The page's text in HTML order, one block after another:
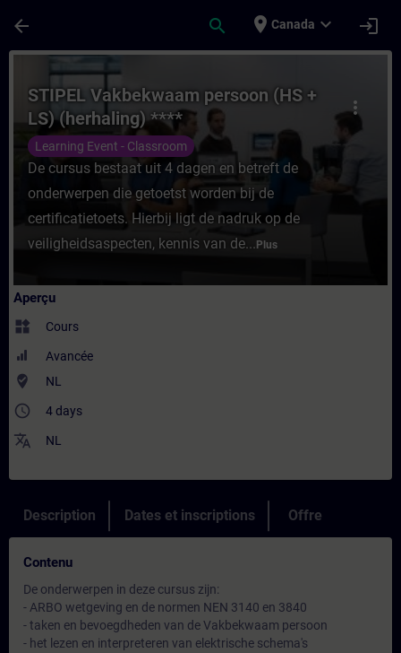
arrow_back search place Canada expand_more login
Cours - STIPEL Vakbekwaam persoon
more_vert
STIPEL Vakbekwaam persoon (HS +
LS) (herhaling) ****
Learning Event - Classroom
De cursus bestaat uit 4 dagen en betreft de
onderwerpen die getoetst worden bij de
certificatietoets. Hierbij ligt de nadruk op de
veiligheidsaspecten, kennis van de... Plus
Aperçu
widgets Cours
Avancée
where_to_vote NL
access_time 4 days
translate NL
Description Dates et inscriptions Offre
Contenu
De onderwerpen in deze cursus zijn:
- ARBO wetgeving en de normen NEN 3140 en 3840
- taken en bevoegdheden van de Vakbekwaam persoon
- het lezen en interpreteren van elektrische schema's